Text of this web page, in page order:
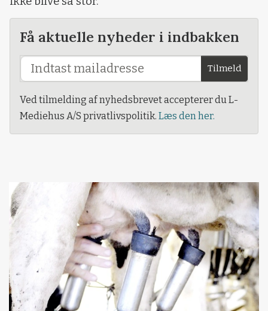
Få aktuelle nyheder i indbakken
Tilmeld
Ved tilmelding af nyhedsbrevet accepterer du L-
Mediehus A/S privatlivspolitik. Læs den her.